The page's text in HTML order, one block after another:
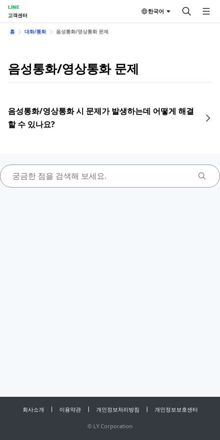
LINE
고객센터
한국어
홈 대화/통화 음성통화/영상통화 문제
음성통화/영상통화 문제
음성통화/영상통화 시 문제가 발생하는데 어떻게 해결
할 수 있나요?
회사소개 이용약관 개인정보처리방침 개인정보보호센터
© LY Corporation